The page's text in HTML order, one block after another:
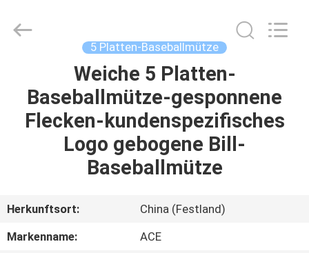
PRODUKTE
FABRIK-
Ltd..
5 Platten-Baseballmütze
Weiche 5 Platten-
Baseballmütze-gesponnene
Flecken-kundenspezifisches
Logo gebogene Bill-
Baseballmütze
Herkunftsort:
China (Festland)
Markenname:
ACE